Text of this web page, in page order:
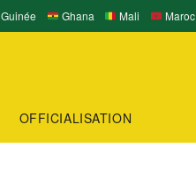
Guinée Ghana Mali Maroc
OFFICIALISATION